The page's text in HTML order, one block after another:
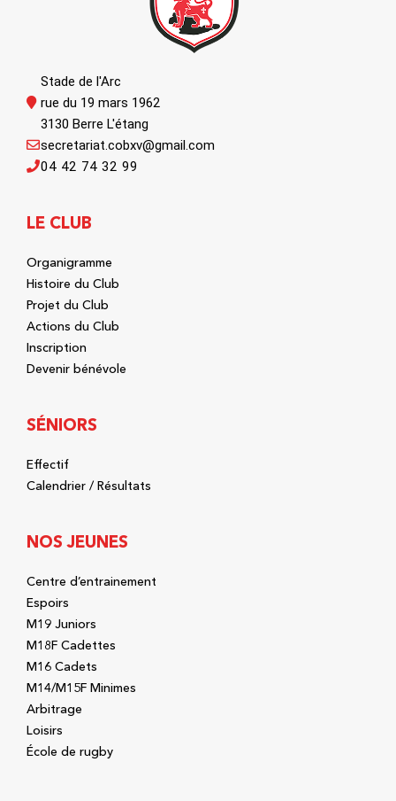
Stade de l'Arc
rue du 19 mars 1962
3130 Berre L'étang
04 42 74 32 99
secretariat.cobxv@gmail.com
LE CLUB
Organigramme
Histoire du Club
Projet du Club
Actions du Club
Inscription
Devenir bénévole
SÉNIORS
Effectif
Calendrier / Résultats
NOS JEUNES
Centre d’entrainement
Espoirs
M19 Juniors
M18F Cadettes
M16 Cadets
M14/M15F Minimes
Arbitrage
Loisirs
École de rugby